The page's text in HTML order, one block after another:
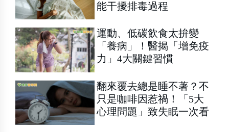
能干擾排毒過程
運動、低碳飲食太拚變
「養病」！醫揭「增免疫
力」4大關鍵習慣
翻來覆去總是睡不著？不
只是咖啡因惹禍！「5大
心理問題」致失眠一次看